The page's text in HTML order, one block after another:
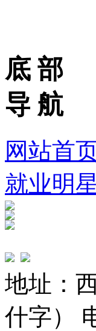
底 部
导 航
网站首
就业明星
地址：
什字）